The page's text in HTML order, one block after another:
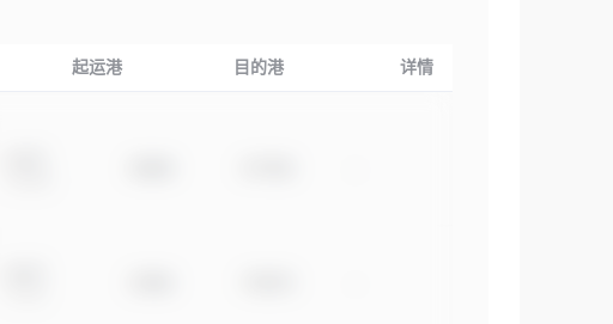
起运港 目的港 详情